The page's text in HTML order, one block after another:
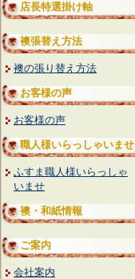
店長特選掛け軸
襖張替え方法
襖の張り替え方法
お客様の声
お客様の声
職人様いらっしゃいませ
ふすま職人様いらっしゃ
いませ
襖・和紙情報
ご案内
会社案内